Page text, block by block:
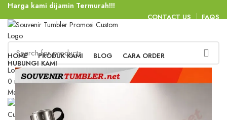
Harga kami dijamin Termurah!!!
CONTACT US FAQS
Login / Register
0 items / Rp0
Menu
HOME PRODUK KAMI BLOG CARA ORDER
HUBUNGI KAMI